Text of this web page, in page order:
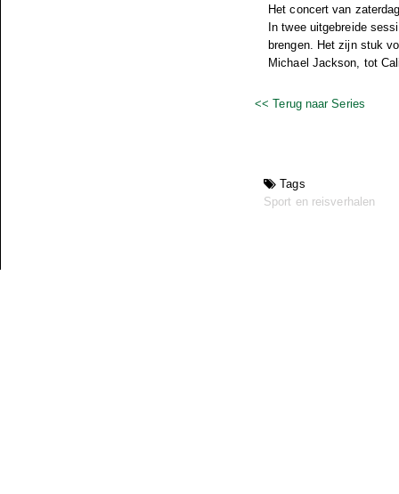
Het concert van
In twee uitgebreide
brengen. Het zijn stuk
Michael Jackson, tot
<< Terug naar Series
Tags
Sport en reisverhalen